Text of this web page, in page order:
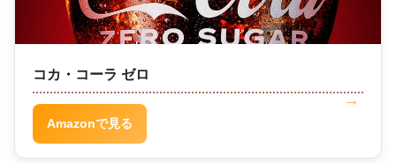
コカ・コーラ ゼロ
Amazonで見る